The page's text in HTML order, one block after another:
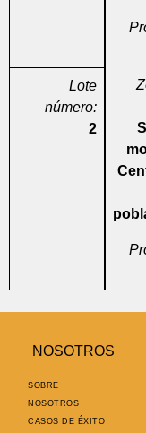
Lote
número:
2
NOSOTROS
SOBRE
NOSOTROS
CASOS DE ÉXITO